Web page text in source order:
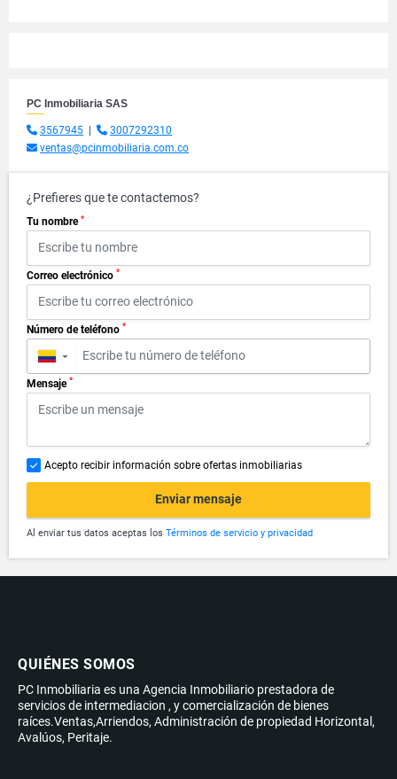
PC Inmobiliaria SAS
3567945
3007292310
ventas@pcinmobiliaria.com.co
¿Prefieres que te contactemos?
Tu nombre *
Correo electrónico *
Número de teléfono *
▼
Mensaje *
Acepto recibir información sobre ofertas inmobiliarias
Enviar mensaje
Al enviar tus datos aceptas los Términos de servicio y privacidad
QUIÉNES SOMOS
PC Inmobiliaria es una Agencia Inmobiliario prestadora de
servicios de intermediacion , y comercialización de bienes
raíces.Ventas,Arriendos, Administración de propiedad Horizontal,
Avalúos, Peritaje.